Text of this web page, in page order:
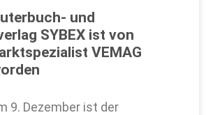
und
SYBEX ist von
VEMAG
9. Dezember ist der